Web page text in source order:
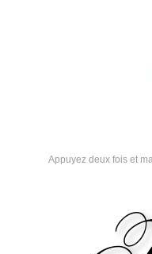
Appuyez deux fois et